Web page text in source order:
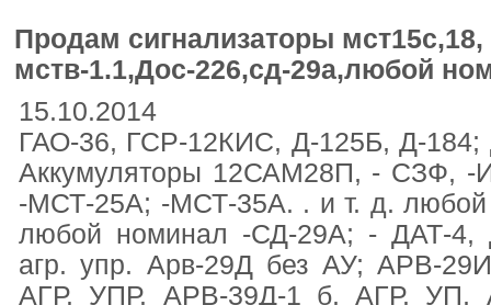
Продам сигнализаторы
мств-1.1,Дос-226,сд-29а,любой
15.10.2014
ГАО-36, ГСР-12КИС, Д-125Б, Д-
Аккумуляторы 12САМ28П, - СЗФ,
-МСТ-25А; -МСТ-35А. . и т. д.
любой номинал -СД-29А; - ДАТ-
агр. упр. Арв-29Д без АУ; АРВ-
АГР. УПР. АРВ-39Д-1 б. АГР. УП,